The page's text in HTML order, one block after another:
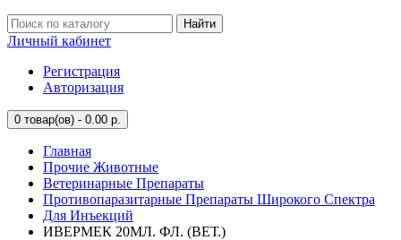
Найти
Личный кабинет
Регистрация
Авторизация
0 товар(ов) - 0.00 р.
Главная
Прочие Животные
Ветеринарные Препараты
Противопаразитарные Препараты Широкого Спектра
Для Инъекций
ИВЕРМЕК 20МЛ. ФЛ. (ВЕТ.)